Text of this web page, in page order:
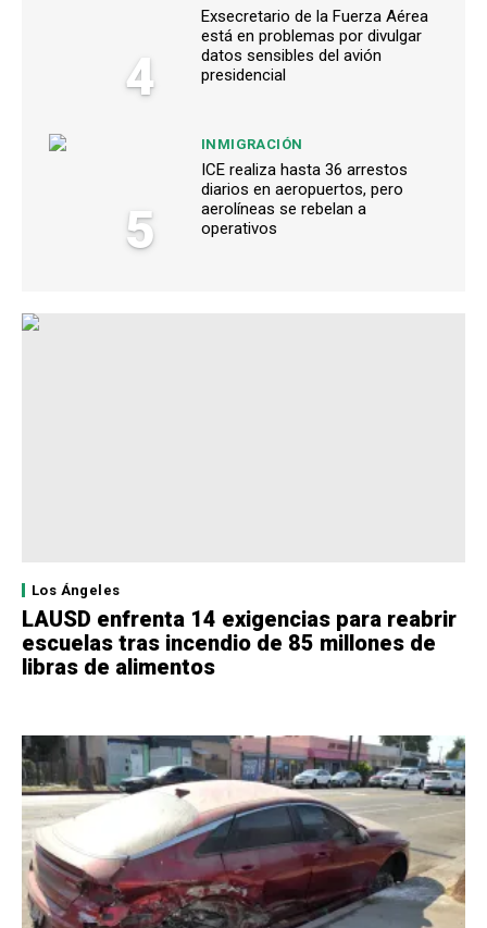
4
Exsecretario de la Fuerza Aérea
está en problemas por divulgar
datos sensibles del avión
presidencial
5
INMIGRACIÓN
ICE realiza hasta 36 arrestos
diarios en aeropuertos, pero
aerolíneas se rebelan a
operativos
Los Ángeles
LAUSD enfrenta 14 exigencias para reabrir
escuelas tras incendio de 85 millones de
libras de alimentos